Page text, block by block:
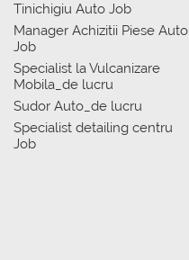
Tinichigiu Auto Job
Manager Achizitii Piese Auto
Job
Specialist la Vulcanizare
Mobila_de lucru
Sudor Auto_de lucru
Specialist detailing centru
Job